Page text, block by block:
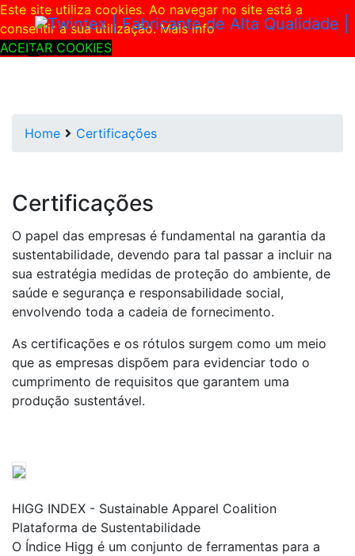
Skip to main content
Este site utiliza cookies. Ao navegar no site está a
consentir a sua utilização.Mais info
ACEITAR COOKIES
Home Certificações
Certificações
O papel das empresas é fundamental na garantia da
sustentabilidade, devendo para tal passar a incluir na
sua estratégia medidas de proteção do ambiente, de
saúde e segurança e responsabilidade social,
envolvendo toda a cadeia de fornecimento.
As certificações e os rótulos surgem como um meio
que as empresas dispõem para evidenciar todo o
cumprimento de requisitos que garantem uma
produção sustentável.
HIGG INDEX - Sustainable Apparel Coalition
Plataforma de Sustentabilidade
O Índice Higg é um conjunto de ferramentas para a